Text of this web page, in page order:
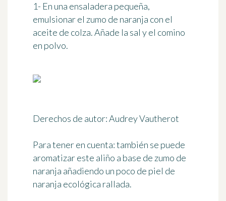
1- En una ensaladera pequeña,
emulsionar el zumo de naranja con el
aceite de colza. Añade la sal y el comino
en polvo.
Derechos de autor: Audrey Vautherot
Para tener en cuenta:también se puede
aromatizar este aliño a base de zumo de
naranja añadiendo un poco de piel de
naranja ecológica rallada.